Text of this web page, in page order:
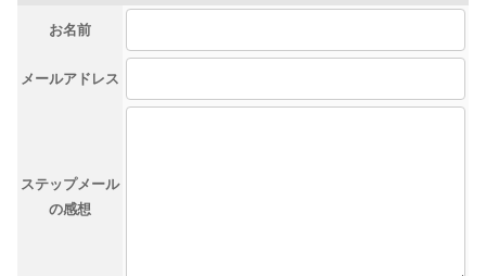
お名前
メールアドレス
ステップメール
の感想